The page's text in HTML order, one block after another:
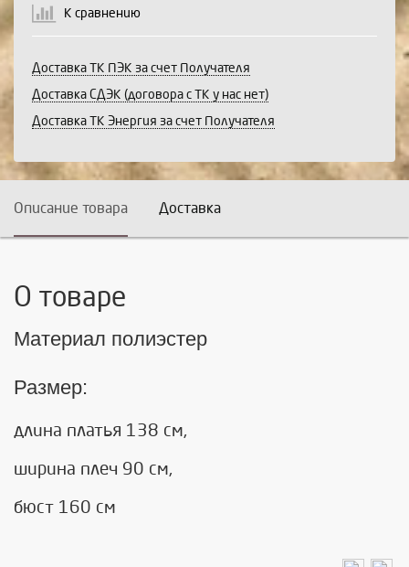
К сравнению
Доставка ТК ПЭК за счет Получателя
Доставка СДЭК (договора с ТК у нас нет)
Доставка ТК Энергия за счет Получателя
Описание товара Доставка
О товаре
Материал полиэстер
Размер:
длина платья 138 см,
ширина плеч 90 см,
бюст 160 см